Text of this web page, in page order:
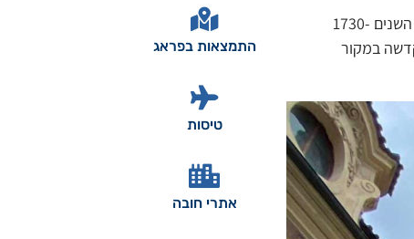
הכנסייה הפרבוסלבית של קיריל ומתודיוס (Pravoslavný katedrální chrám sv. Cyrila a Metoděje) היא כנסייה בארוקית שנבנתה בין השנים 1730-
במקור
התמצאות בפראג
טיסות
אתרי חובה